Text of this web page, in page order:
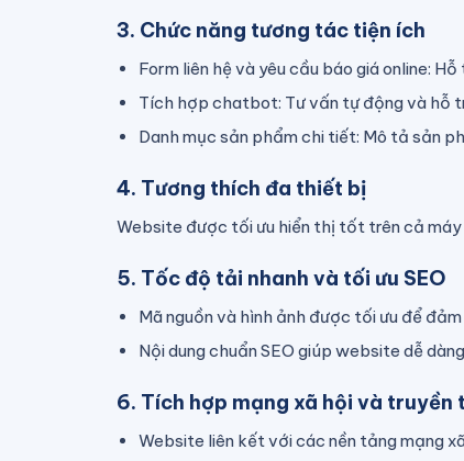
3. Chức năng tương tác tiện ích
Form liên hệ và yêu cầu báo giá online:
Tích hợp chatbot: Tư vấn tự động và hỗ
Danh mục sản phẩm chi tiết: Mô tả sản
4. Tương thích đa thiết bị
Website được tối ưu hiển thị tốt trên cả
5. Tốc độ tải nhanh và tối ưu SEO
Mã nguồn và hình ảnh được tối ưu để
Nội dung chuẩn SEO giúp website dễ
6. Tích hợp mạng xã hội và truyền
Website liên kết với các nền tảng mạng